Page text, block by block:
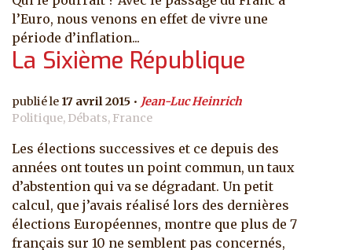
l’Euro, nous venons en effet de vivre une
période d’inflation...
La Sixième République
17 avril 2015
Jean-Luc Heinrich
Politique, Débats, France
Les élections successives et ce depuis des
années ont toutes un point commun, un taux
d’abstention qui va se dégradant. Un petit
calcul, que j’avais réalisé lors des dernières
élections Européennes, montre que plus de 7
français sur 10 ne semblent pas concernés,